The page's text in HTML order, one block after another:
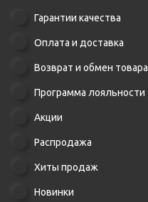
Гарантии качества
Оплата и доставка
Возврат и обмен товара
Программа лояльности
Акции
Распродажа
Хиты продаж
Новинки